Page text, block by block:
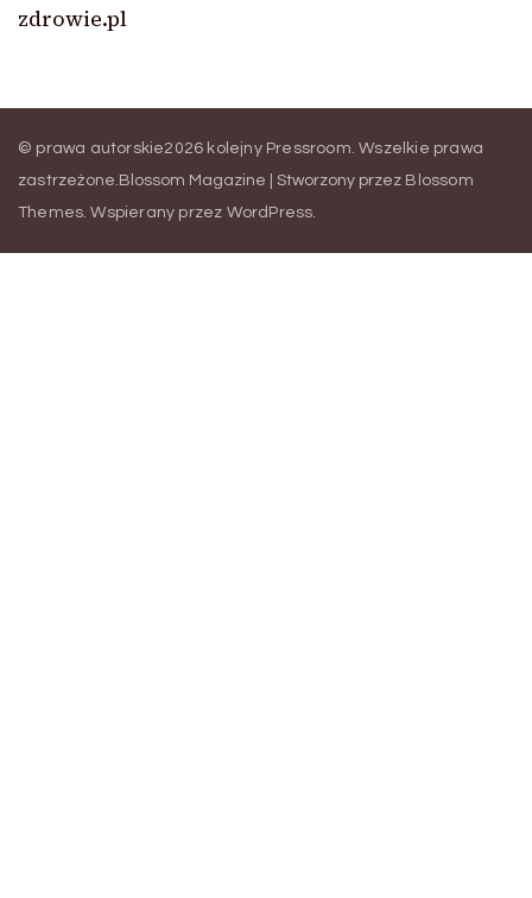
zdrowie.pl
© prawa autorskie2026 kolejny Pressroom . Wszelkie prawa
zastrzeżone. Blossom Magazine | Stworzony przez Blossom
Themes Wspierany przez WordPress